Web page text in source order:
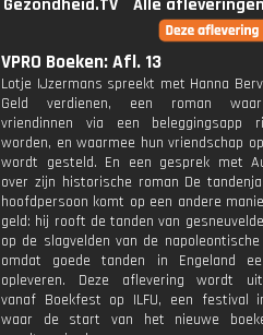
Gezondheid.TV
Alle
VPRO Boeken: Afl. 13
Lotje IJzermans spreekt met Hanna
Geld verdienen, een roman
vriendinnen via een beleggingsapp
worden, en waarmee hun vriendschap
wordt gesteld. En een gesprek met
over zijn historische roman De
hoofdpersoon komt op een andere
geld: hij rooft de tanden van
op de slagvelden van de
omdat goede tanden in Engeland
opleveren. Deze aflevering wordt
vanaf Boekfest op ILFU, een festival
waar de start van het nieuwe